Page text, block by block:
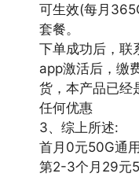
可生效(每月
套餐。
下单成功后，联
app激活后，缴
货，本产品已经
任何优惠
3、综上所述:
首月0元50G通
第2-3个月29元